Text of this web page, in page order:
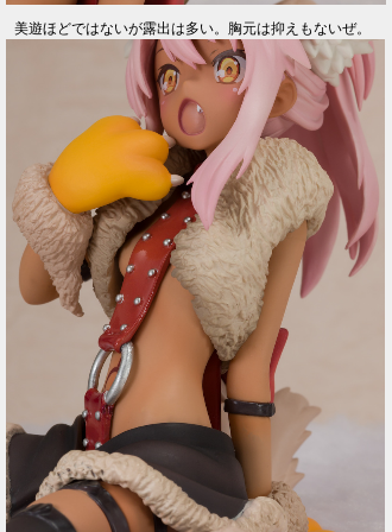
美遊ほどではないが露出は多い。胸元は抑えもないぜ。